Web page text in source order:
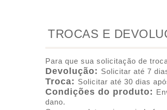
TROCAS E
Para que sua solicitação de
Devolução: Solicitar até 7
Troca: Solicitar até 30 dias
Condições do produto:
dano.